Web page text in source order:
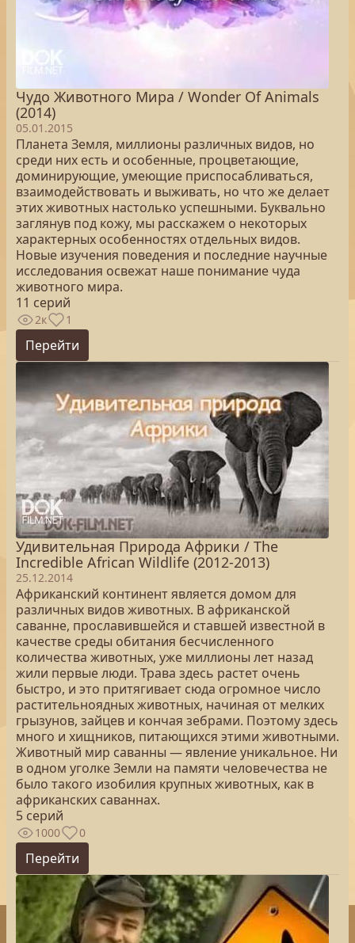
Чудо Животного Мира / Wonder Of Animals
(2014)
05.01.2015
Планета Земля, миллионы различных видов, но
среди них есть и особенные, процветающие,
доминирующие, умеющие приспосабливаться,
взаимодействовать и выживать, но что же делает
этих животных настолько успешными. Буквально
заглянув под кожу, мы расскажем о некоторых
характерных особенностях отдельных видов.
Новые изучения поведения и последние научные
исследования освежат наше понимание чуда
животного мира.
11 серий
2к 1
Перейти
Удивительная Природа Африки / The
Incredible African Wildlife (2012-2013)
25.12.2014
Африканский континент является домом для
различных видов животных. В африканской
саванне, прославившейся и ставшей известной в
качестве среды обитания бесчисленного
количества животных, уже миллионы лет назад
жили первые люди. Трава здесь растет очень
быстро, и это притягивает сюда огромное число
растительноядных животных, начиная от мелких
грызунов, зайцев и кончая зебрами. Поэтому здесь
много и хищников, питающихся этими животными.
Животный мир саванны — явление уникальное. Ни
в одном уголке Земли на памяти человечества не
было такого изобилия крупных животных, как в
африканских саваннах.
5 серий
1000 0
Перейти